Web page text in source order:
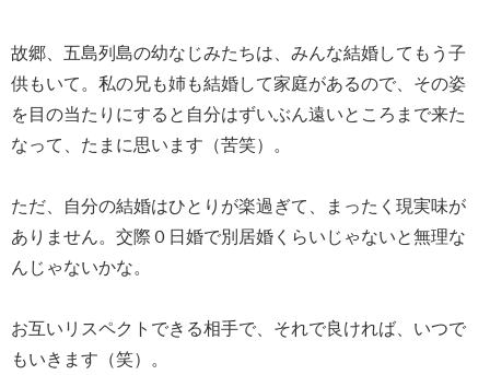
故郷、五島列島の幼なじみたちは、みんな結婚してもう子
供もいて。私の兄も姉も結婚して家庭があるので、その姿
を目の当たりにすると自分はずいぶん遠いところまで来た
なって、たまに思います（苦笑）。
ただ、自分の結婚はひとりが楽過ぎて、まったく現実味が
ありません。交際０日婚で別居婚くらいじゃないと無理な
んじゃないかな。
お互いリスペクトできる相手で、それで良ければ、いつで
もいきます（笑）。